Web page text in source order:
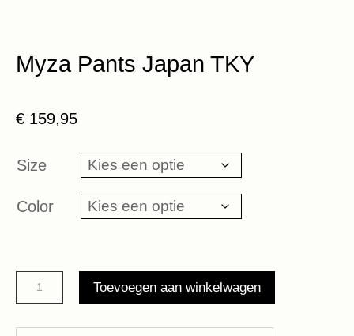
Myza Pants Japan TKY
€ 159,95
Size
Color
Myza
Pants
Toevoegen aan winkelwagen